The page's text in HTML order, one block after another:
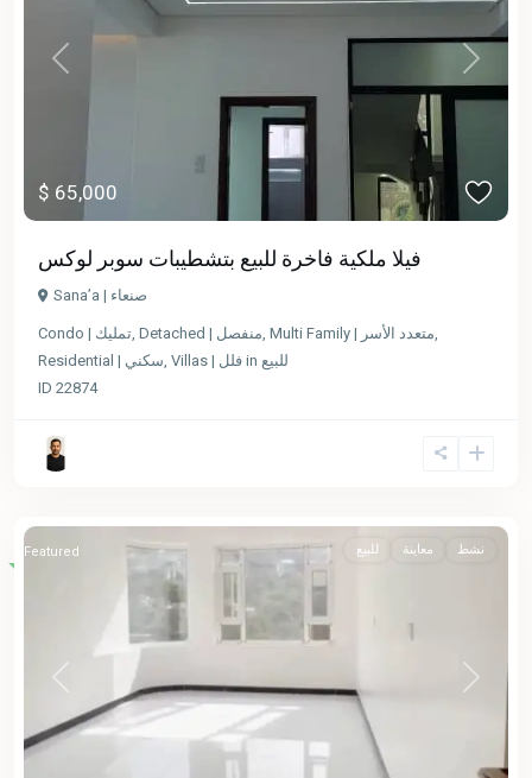
Previous Next
$ 65,000
فيلا ملكية فاخرة للبيع بتشطيبات سوبر لوكس
Sana’a | صنعاء
Condo | تمليك Detached | منفصل Multi Family | متعدد الأسر
Residential | سكني
Villas | فلل in للبيع
ID 22874
Previous Next
للبيع معاينة نشط Featured